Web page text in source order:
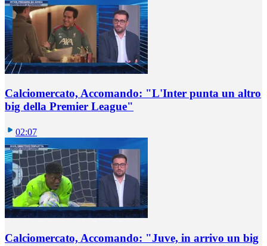
Calciomercato, Accomando: "L'Inter punta un altro
big della Premier League"
02:07
Calciomercato, Accomando: "Juve, in arrivo un big